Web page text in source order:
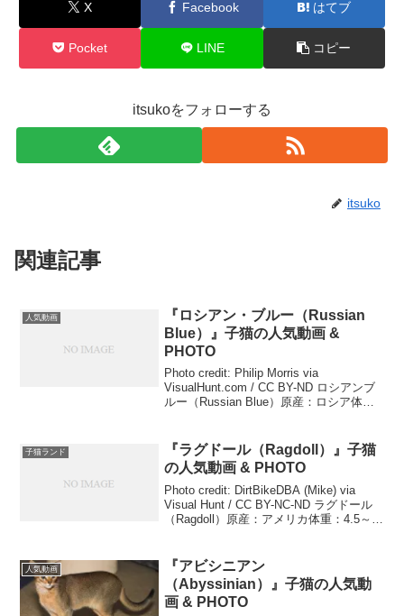
X Facebook はてブ
Pocket LINE コピー
itsukoをフォローする
itsuko
関連記事
人気動画
『ロシアン・ブルー（Russian
Blue）』子猫の人気動画 &
PHOTO
Photo credit: Philip Morris via
VisualHunt.com / CC BY-ND ロシアンブ
ルー（Russian Blue）原産：ロシア体
子猫ランド
『ラグドール（Ragdoll）』子猫
の人気動画 & PHOTO
Photo credit: DirtBikeDBA (Mike) via
Visual Hunt / CC BY-NC-ND ラグドール
（Ragdoll）原産：アメリカ体重：4.5～
人気動画
『アビシニアン
（Abyssinian）』子猫の人気動
画 & PHOTO